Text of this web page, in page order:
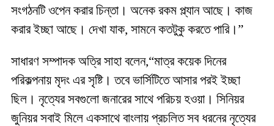
সংগঠনটি ওপেন করার চিন্তা। অনেক রকম প্ল্যান আছে। কাজ
করার ইচ্ছা আছে। দেখা যাক, সামনে কতটুকু করতে পারি।”
সাধারণ সম্পাদক অত্রি সাহা বলেন,“মাত্র কয়েক দিনের
পরিকল্পনায় মৃদং এর সৃষ্টি। তবে ভার্সিটিতে আসার পরই ইচ্ছা
ছিল। নৃত্যের সবগুলো জনারের সাথে পরিচয় হওয়া। সিনিয়র
জুনিয়র সবাই মিলে একসাথে বাংলায় প্রচলিত সব ধরনের নৃত্যের